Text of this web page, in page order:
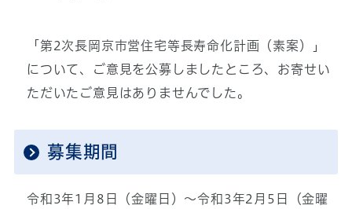
「第2次長岡京市営住宅等長寿命化計画（素案）」
について、ご意見を公募しましたところ、お寄せい
ただいたご意見はありませんでした。
募集期間
令和3年1月8日（金曜日）～令和3年2月5日（金曜